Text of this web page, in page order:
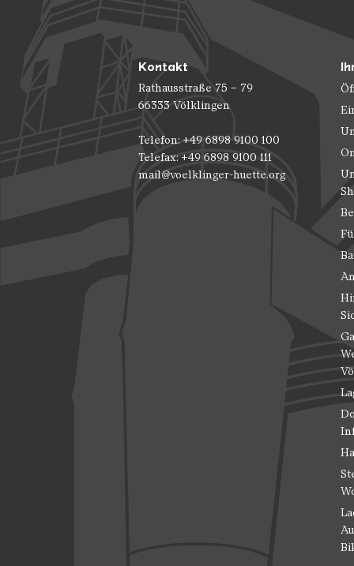
Kontakt
Rathausstraße 75 – 79
66333 Völklingen
Telefon: +49 6898 9100 100
Telefax: +49 6898 9100 111
mail@voelklinger-huette.org